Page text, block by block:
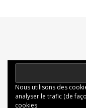
Nous utilisons des
analyser le trafic (de
cookies